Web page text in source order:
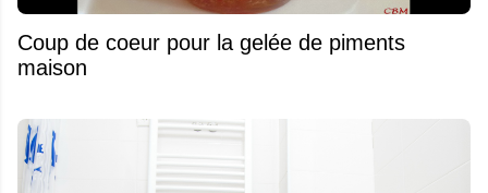
Coup de coeur pour la gelée de piments
maison